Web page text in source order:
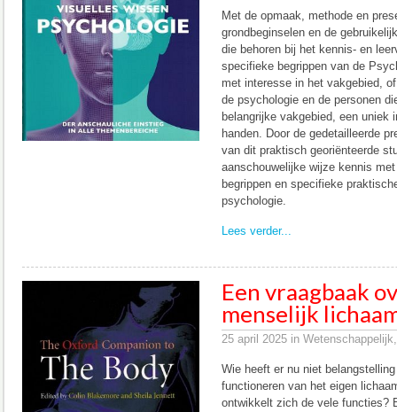
Met de opmaak, methode en
grondbeginselen en de
die behoren bij het kennis- en
specifieke begrippen van de
met interesse in het vakgebied,
de psychologie en de personen
belangrijke vakgebied, een uniek
handen. Door de gedetailleerde
van dit praktisch georiënteerde
aanschouwelijke wijze kennis
begrippen en specifieke
psychologie.
Lees verder...
Een vraagbaak
menselijk
25 april 2025 in
Wie heeft er nu niet
functioneren van het eigen
ontwikkelt zich de vele functies?